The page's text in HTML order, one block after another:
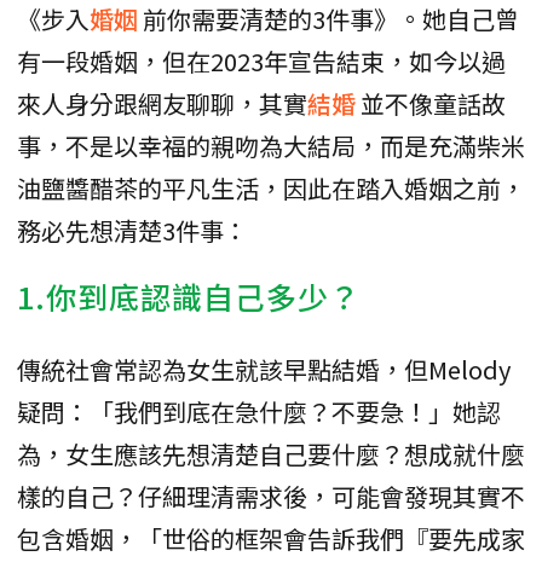
《步入婚姻 前你需要清楚的3件事》。她自己曾
有一段婚姻，但在2023年宣告結束，如今以過
來人身分跟網友聊聊，其實結婚並不像童話故
事，不是以幸福的親吻為大結局，而是充滿柴米
油鹽醬醋茶的平凡生活，因此在踏入婚姻之前，
務必先想清楚3件事：
1.你到底認識自己多少？
傳統社會常認為女生就該早點結婚，但Melody
疑問：「我們到底在急什麼？不要急！」她認
為，女生應該先想清楚自己要什麼？想成就什麼
樣的自己？仔細理清需求後，可能會發現其實不
包含婚姻，「世俗的框架會告訴我們『要先成家